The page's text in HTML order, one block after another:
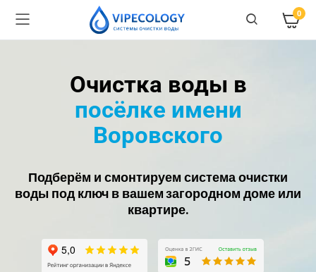
0
Очистка воды в
посёлке имени
Воровского
Подберём и смонтируем система очистки
воды под ключ в вашем загородном доме или
квартире.